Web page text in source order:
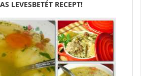
LEVESBETÉT RECEPT!